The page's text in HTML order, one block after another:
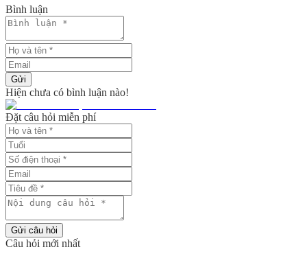
Bình luận
Gửi
Hiện chưa có bình luận nào!
Đặt câu hỏi miễn phí
Gửi câu hỏi
Câu hỏi mới nhất